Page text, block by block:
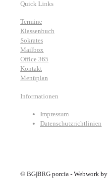
Quick Links
Termine
Klassenbuch
Sokrates
Mailbox
Office 365
Kontakt
Menüplan
Informationen
Impressum
Datenschutzrichtlinien
© BG|BRG porcia - Webwork by